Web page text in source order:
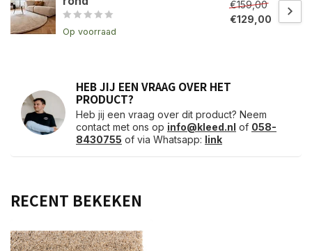
Op voorraad
€159,00
€129,00
HEB JIJ EEN VRAAG OVER HET
PRODUCT?
Heb jij een vraag over dit product? Neem
contact met ons op info@kleed.nl of 058-
8430755 of via Whatsapp: link
RECENT BEKEKEN